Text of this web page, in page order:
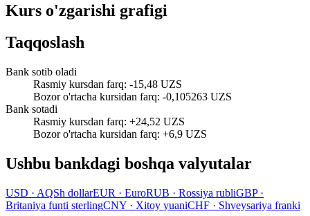
Kurs o'zgarishi grafigi
Taqqoslash
Bank sotib oladi
Rasmiy kursdan farq: -15,48 UZS
Bozor o'rtacha kursidan farq: -0,105263 UZS
Bank sotadi
Rasmiy kursdan farq: +24,52 UZS
Bozor o'rtacha kursidan farq: +6,9 UZS
Ushbu bankdagi boshqa valyutalar
USD · AQSh dollarEUR · EuroRUB · Rossiya rubliGBP·
Britaniya funti sterlingCNY · Xitoy yuaniCHF · Shveysariya franki